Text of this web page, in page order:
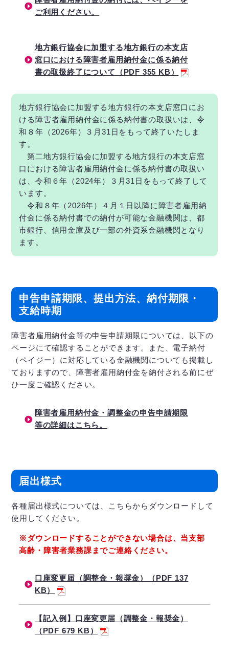
ご利用ください。
地方銀行協会に加盟する地方銀行の本支店
窓口における障害者雇用納付金に係る納付
書の取扱終了について（PDF 355 KB）
地方銀行協会に加盟する地方銀行の本支店窓口にお
ける障害者雇用納付金に係る納付書の取扱いは、令
和８年（2026年）３月31日をもって終了いたしま
す。
第二地方銀行協会に加盟する地方銀行の本支店窓
口における障害者雇用納付金に係る納付書の取扱い
は、令和６年（2024年）３月31日をもって終了して
います。
令和８年（2026年）４月１日以降に障害者雇用納
付金に係る納付書での納付が可能な金融機関は、都
市銀行、信用金庫及び一部の外資系金融機関となり
ます。
申告申請期限、提出方法、納付期限・
支給時期
障害者雇用納付金等の申告申請期限については、以下の
ページにて確認することができます。また、電子納付
（ペイジー）に対応している金融機関についても掲載し
ておりますので、障害者雇用納付金を納付される前にぜ
ひ一度ご確認ください。
障害者雇用納付金・調整金の申告申請期限
等の詳細はこちら。
届出様式
各種届出様式については、こちらからダウンロードして
使用してください。
※ダウンロードすることができない場合は、当支部
高齢・障害者業務課までご連絡ください。
口座変更届（調整金・報奨金）（PDF 137
KB）
【記入例】口座変更届（調整金・報奨金）
（PDF 679 KB）